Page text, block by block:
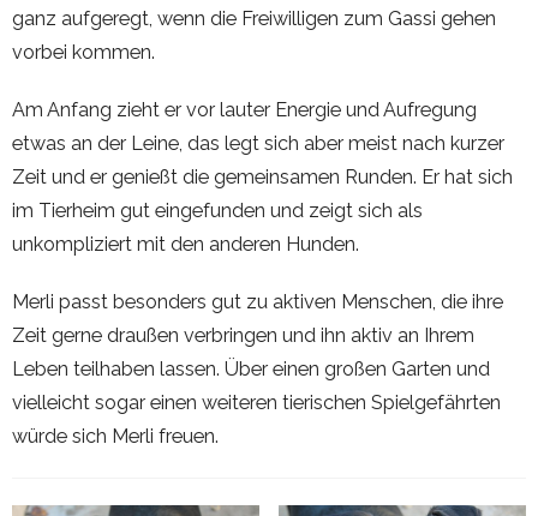
ganz aufgeregt, wenn die Freiwilligen zum Gassi gehen
vorbei kommen.
Am Anfang zieht er vor lauter Energie und Aufregung
etwas an der Leine, das legt sich aber meist nach kurzer
Zeit und er genießt die gemeinsamen Runden. Er hat sich
im Tierheim gut eingefunden und zeigt sich als
unkompliziert mit den anderen Hunden.
Merli passt besonders gut zu aktiven Menschen, die ihre
Zeit gerne draußen verbringen und ihn aktiv an Ihrem
Leben teilhaben lassen. Über einen großen Garten und
vielleicht sogar einen weiteren tierischen Spielgefährten
würde sich Merli freuen.